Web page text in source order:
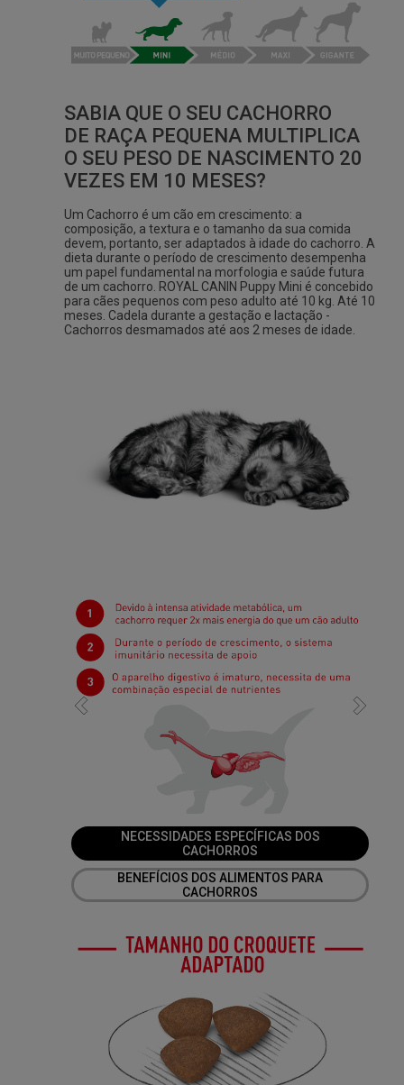
SABIA QUE O SEU CACHORRO
DE RAÇA PEQUENA MULTIPLICA
O SEU PESO DE NASCIMENTO 20
VEZES EM 10 MESES?
Um Cachorro é um cão em crescimento: a
composição, a textura e o tamanho da sua comida
devem, portanto, ser adaptados à idade do cachorro. A
dieta durante o período de crescimento desempenha
um papel fundamental na morfologia e saúde futura
de um cachorro. ROYAL CANIN Puppy Mini é concebido
para cães pequenos com peso adulto até 10 kg. Até 10
meses. Cadela durante a gestação e lactação -
Cachorros desmamados até aos 2 meses de idade.
Previous Next
NECESSIDADES ESPECÍFICAS DOS
CACHORROS
BENEFÍCIOS DOS ALIMENTOS PARA
CACHORROS